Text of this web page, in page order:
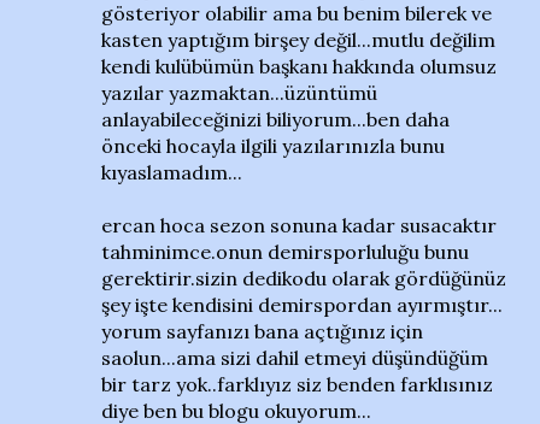
gösteriyor olabilir ama bu benim bilerek ve
kasten yaptığım birşey değil...mutlu değilim
kendi kulübümün başkanı hakkında olumsuz
yazılar yazmaktan...üzüntümü
anlayabileceğinizi biliyorum...ben daha
önceki hocayla ilgili yazılarınızla bunu
kıyaslamadım...
ercan hoca sezon sonuna kadar susacaktır
tahminimce.onun demirsporluluğu bunu
gerektirir.sizin dedikodu olarak gördüğünüz
şey işte kendisini demirspordan ayırmıştır...
yorum sayfanızı bana açtığınız için
saolun...ama sizi dahil etmeyi düşündüğüm
bir tarz yok..farklıyız siz benden farklısınız
diye ben bu blogu okuyorum...